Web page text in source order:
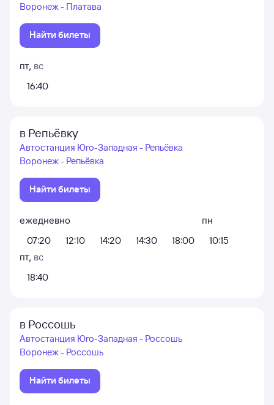
Воронеж - Платава
Найти билеты
пт, вс
16:40
в Репьёвку
Автостанция Юго-Западная - Репьёвка
Воронеж - Репьёвка
Найти билеты
ежедневно
07:20
12:10 14:20 14:30 18:00
пн
10:15
пт, вс
18:40
в Россошь
Автостанция Юго-Западная - Россошь
Воронеж - Россошь
Найти билеты